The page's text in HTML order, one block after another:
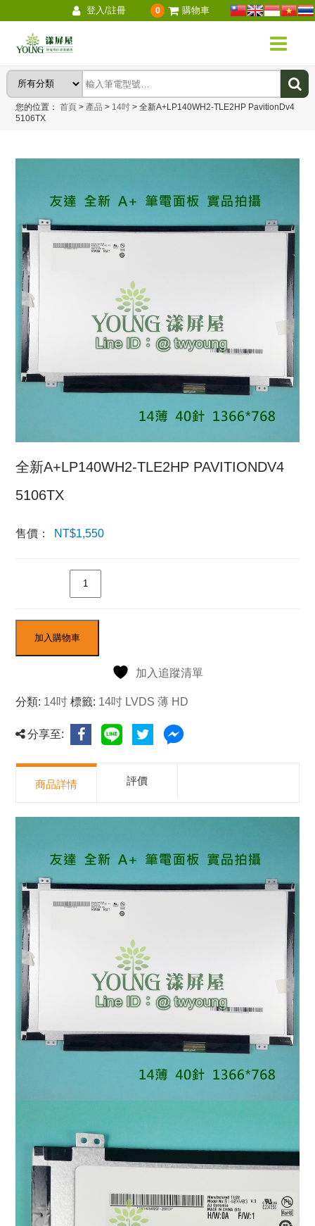
登入/註冊 0 購物車
您的位置：首頁 > 產品 > 14吋 > 全新A+LP140WH2-TLE2HP PavitionDv4
5106TX
全新A+LP140WH2-TLE2HP PAVITIONDV4
5106TX
售價： NT$1,550
加入購物車
加入追蹤清單
分類: 14吋 標籤: 14吋 LVDS 薄 HD
分享至:
商品詳情 評價